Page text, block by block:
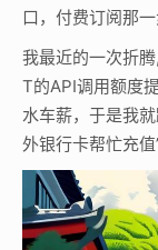
口，付费订阅那
我最近的一次折
T的API调用额度
水车薪，于是我
外银行卡帮忙充值